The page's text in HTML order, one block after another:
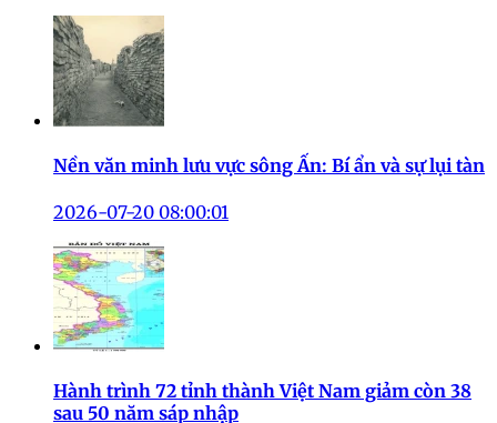
Nền văn minh lưu vực sông Ấn: Bí ẩn và sự lụi tàn
2026-07-20 08:00:01
Hành trình 72 tỉnh thành Việt Nam giảm còn 38
sau 50 năm sáp nhập